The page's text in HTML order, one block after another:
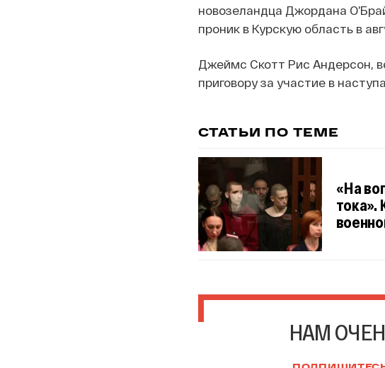
новозеландца Джордана
проник в Курскую область в
Джеймс Скотт Рис Андерсон,
приговору за участие в
СТАТЬИ ПО ТЕМЕ
«На
тока».
НАМ